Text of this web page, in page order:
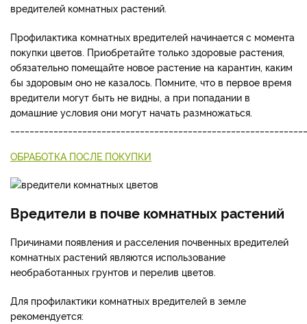
вредителей комнатных растений.
Профилактика комнатных вредителей начинается с момента
покупки цветов. Приобретайте только здоровые растения,
обязательно помещайте новое растение на карантин, каким
бы здоровым оно не казалось. Помните, что в первое время
вредители могут быть не видны, а при попадании в
домашние условия они могут начать размножаться.
ОБРАБОТКА ПОСЛЕ ПОКУПКИ
Вредители в почве комнатных растений
Причинами появления и расселения почвенных вредителей
комнатных растений являются использование
необработанных грунтов и перелив цветов.
Для профилактики комнатных вредителей в земле
рекомендуется: